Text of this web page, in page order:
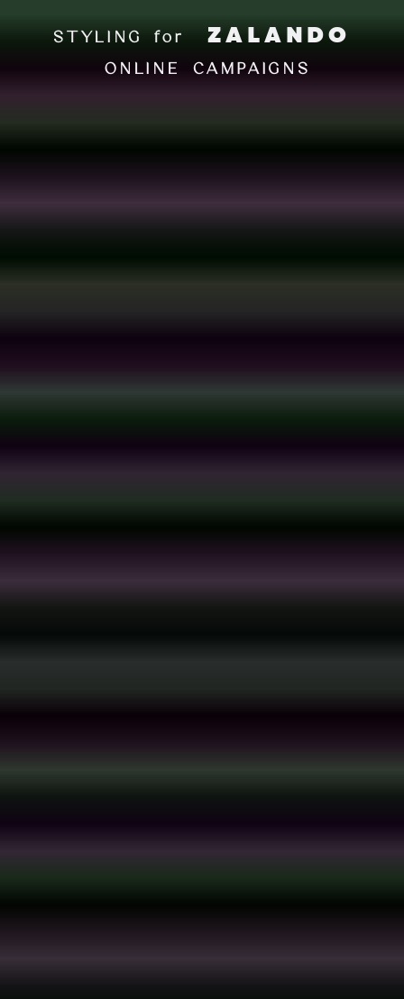
STYLING forZALANDO
ONLINE CAMPAIGNS